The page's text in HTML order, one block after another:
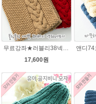
무료강좌★러블리38넥워머★나코폴라 꽈배기넥워머뜨기 뜨개질
17,600원